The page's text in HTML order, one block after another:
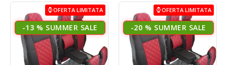
OFERTA LIMITATA
-13 %
OFERTA LIMITATA
-20 %